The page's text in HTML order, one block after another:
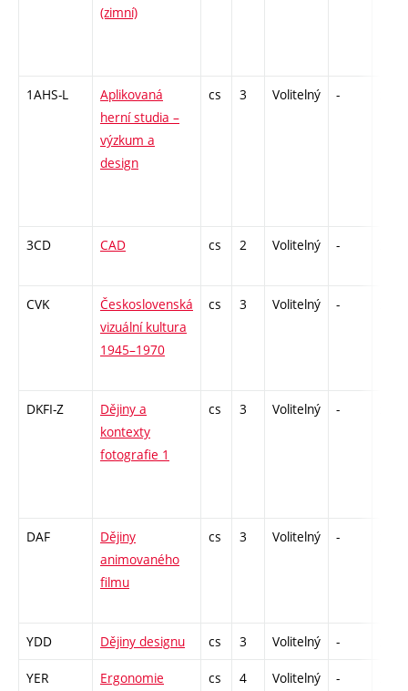
(zimní)
1AHS-L
Aplikovaná
herní studia –
výzkum a
design
cs 3 Volitelný -
3CD CAD cs 2 Volitelný -
CVK
Československá
vizuální kultura
1945–1970
cs 3 Volitelný -
DKFI-Z
Dějiny a
kontexty
fotografie 1
cs 3 Volitelný -
DAF
Dějiny
animovaného
filmu
cs 3 Volitelný -
YDD Dějiny designu cs 3 Volitelný -
YER Ergonomie cs 4 Volitelný -